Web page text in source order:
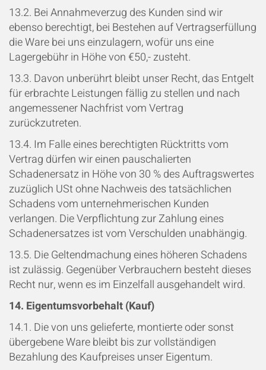
13.2. Bei Annahmeverzug des Kunden sind wir
ebenso berechtigt, bei Bestehen auf Vertragserfüllung
die Ware bei uns einzulagern, wofür uns eine
Lagergebühr in Höhe von €50,- zusteht.
13.3. Davon unberührt bleibt unser Recht, das Entgelt
für erbrachte Leistungen fällig zu stellen und nach
angemessener Nachfrist vom Vertrag
zurückzutreten.
13.4. Im Falle eines berechtigten Rücktritts vom
Vertrag dürfen wir einen pauschalierten
Schadenersatz in Höhe von 30 % des Auftragswertes
zuzüglich USt ohne Nachweis des tatsächlichen
Schadens vom unternehmerischen Kunden
verlangen. Die Verpflichtung zur Zahlung eines
Schadenersatzes ist vom Verschulden unabhängig.
13.5. Die Geltendmachung eines höheren Schadens
ist zulässig. Gegenüber Verbrauchern besteht dieses
Recht nur, wenn es im Einzelfall ausgehandelt wird.
14. Eigentumsvorbehalt (Kauf)
14.1. Die von uns gelieferte, montierte oder sonst
übergebene Ware bleibt bis zur vollständigen
Bezahlung des Kaufpreises unser Eigentum.